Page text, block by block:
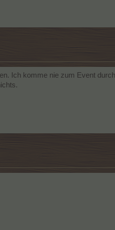
Ich komme nie zum Event